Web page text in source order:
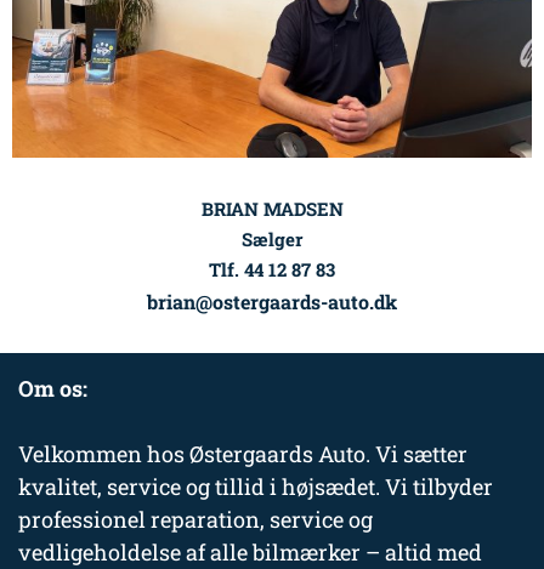
BRIAN MADSEN
Sælger
Tlf. 44 12 87 83
brian@ostergaards-auto.dk
Om os:
Velkommen hos Østergaards Auto. Vi sætter
kvalitet, service og tillid i højsædet. Vi tilbyder
professionel reparation, service og
vedligeholdelse af alle bilmærker – altid med